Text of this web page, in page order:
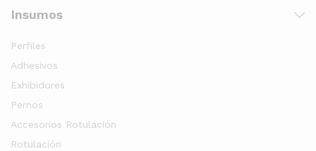
Insumos
Perfiles
Adhesivos
Exhibidores
Pernos
Accesorios Rotulación
Rotulación